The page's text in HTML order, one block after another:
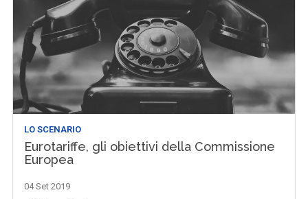
LO SCENARIO
Eurotariffe, gli obiettivi della Commissione
Europea
04 Set 2019